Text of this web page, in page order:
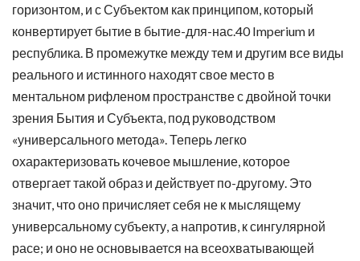
горизонтом, и с Субъектом как принципом, который
конвертирует бытие в бытие-для-нас.40 Imperium и
республика. В промежутке между тем и другим все виды
реального и истинного находят свое место в
ментальном рифленом пространстве с двойной точки
зрения Бытия и Субъекта, под руководством
«универсального метода». Теперь легко
охарактеризовать кочевое мышление, которое
отвергает такой образ и действует по-другому. Это
значит, что оно причисляет себя не к мыслящему
универсальному субъекту, а напротив, к сингулярной
расе; и оно не основывается на всеохватывающей